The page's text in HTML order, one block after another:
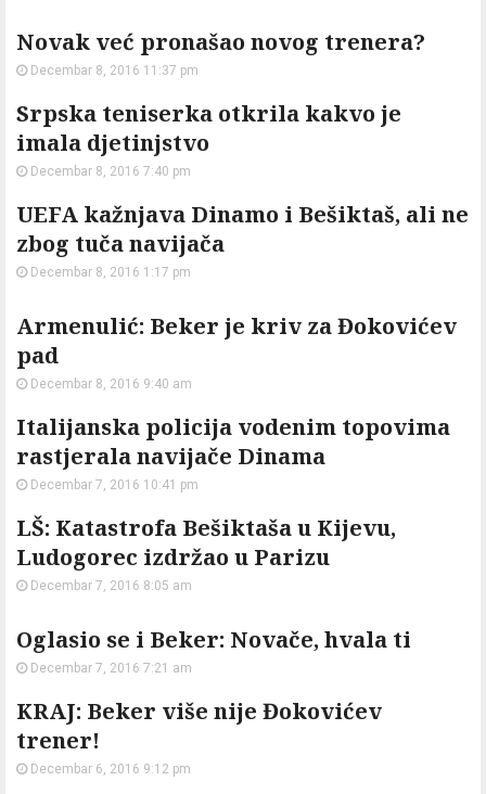
Novak već pronašao novog trenera?
Decembar 8, 2016 11:37 pm
Srpska teniserka otkrila kakvo je
imala djetinjstvo
Decembar 8, 2016 7:40 pm
UEFA kažnjava Dinamo i Bešiktaš, ali ne
zbog tuča navijača
Decembar 8, 2016 1:17 pm
Armenulić: Beker je kriv za Đokovićev
pad
Decembar 8, 2016 9:40 am
Italijanska policija vodenim topovima
rastjerala navijače Dinama
Decembar 7, 2016 10:41 pm
LŠ: Katastrofa Bešiktaša u Kijevu,
Ludogorec izdržao u Parizu
Decembar 7, 2016 8:05 am
Oglasio se i Beker: Novače, hvala ti
Decembar 7, 2016 7:21 am
KRAJ: Beker više nije Đokovićev
trener!
Decembar 6, 2016 9:12 pm